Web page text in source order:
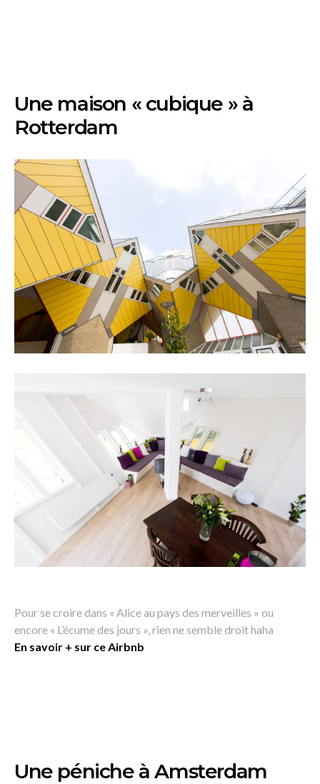
Une maison « cubique » à
Rotterdam
Pour se croire dans « Alice au pays des merveilles » ou
encore « L’écume des jours », rien ne semble droit haha
En savoir + sur ce Airbnb
Une péniche à Amsterdam